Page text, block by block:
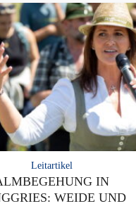
Leitartikel
IN
WEIDE UND